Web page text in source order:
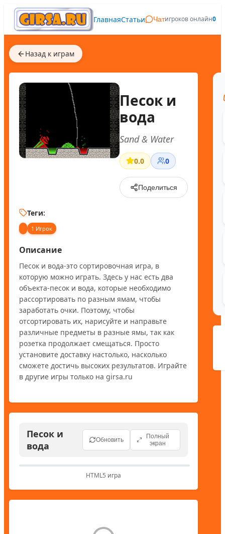
ГлавнаяСтатьи Чатигроков онлайн0
Назад к играм
Песок и
вода
Sand & Water
0.0 0
Поделиться
Теги:
1 Игрок
Описание
Песок и вода-это сортировочная игра, в
которую можно играть. Здесь у нас есть два
объекта-песок и вода, которые необходимо
рассортировать по разным ямам, чтобы
заработать очки. Поэтому, чтобы
отсортировать их, нарисуйте и направьте
различные предметы в разные ямы, так как
розетка продолжает смещаться. Просто
установите доставку настолько, насколько
сможете достичь высоких результатов. Играйте
в другие игры только на girsa.ru
Песок и
вода
Обновить
Полный
экран
HTML5 игра